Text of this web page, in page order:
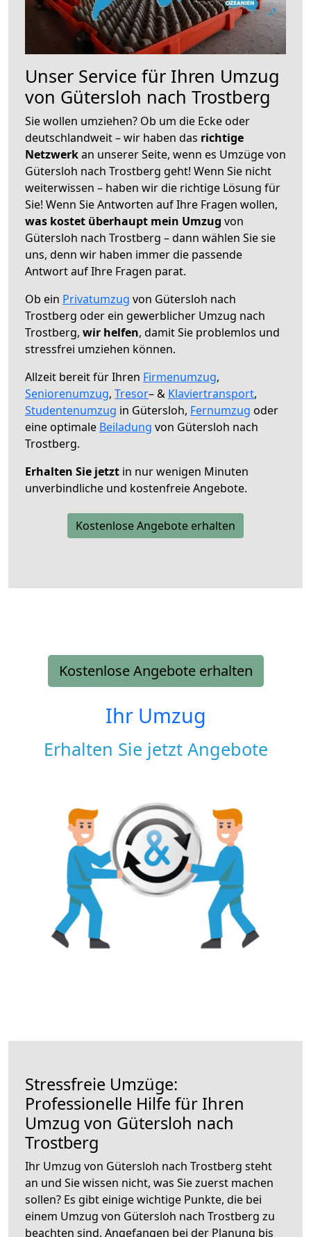
Unser Service für Ihren Umzug
von Gütersloh nach Trostberg
Sie wollen umziehen? Ob um die Ecke oder
deutschlandweit – wir haben das richtige
Netzwerkan unserer Seite, wenn es Umzüge von
Gütersloh nach Trostberg geht! Wenn Sie nicht
weiterwissen – haben wir die richtige Lösung für
Sie! Wenn Sie Antworten auf Ihre Fragen wollen,
was kostet überhaupt mein Umzug von
Gütersloh nach Trostberg – dann wählen Sie sie
uns, denn wir haben immer die passende
Antwort auf Ihre Fragen parat.
Ob ein Privatumzug von Gütersloh nach
Trostberg oder ein gewerblicher Umzug nach
Trostberg, wir helfen, damit Sie problemlos und
stressfrei umziehen können.
Allzeit bereit für Ihren Firmenumzug,
Seniorenumzug, Tresor– & Klaviertransport,
Studentenumzug in Gütersloh, Fernumzug oder
eine optimale Beiladung von Gütersloh nach
Trostberg.
Erhalten Sie jetzt in nur wenigen Minuten
unverbindliche und kostenfreie Angebote.
Kostenlose Angebote erhalten
Kostenlose Angebote erhalten
Ihr Umzug
Erhalten Sie jetzt Angebote
Stressfreie Umzüge:
Professionelle Hilfe für Ihren
Umzug von Gütersloh nach
Trostberg
Ihr Umzug von Gütersloh nach Trostberg steht
an und Sie wissen nicht, was Sie zuerst machen
sollen? Es gibt einige wichtige Punkte, die bei
einem Umzug von Gütersloh nach Trostberg zu
beachten sind. Angefangen bei der Planung bis